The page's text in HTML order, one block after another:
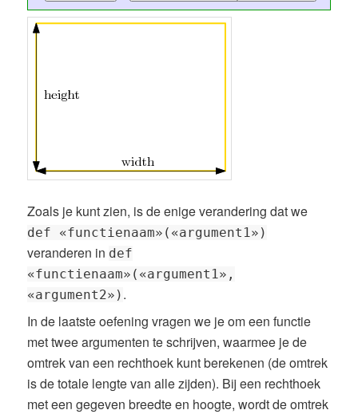
Zoals je kunt zien, is de enige verandering dat we
def «functienaam»(«argument1»)
veranderen in def
«functienaam»(«argument1»,
«argument2») .
In de laatste oefening vragen we je om een functie
met twee argumenten te schrijven, waarmee je de
omtrek van een rechthoek kunt berekenen (de omtrek
is de totale lengte van alle zijden). Bij een rechthoek
met een gegeven breedte en hoogte, wordt de omtrek